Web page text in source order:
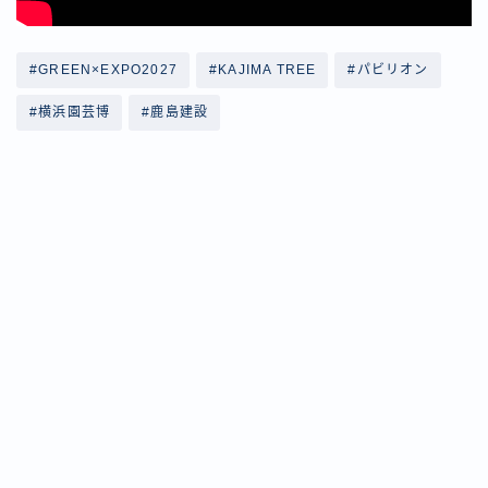
#GREEN×EXPO2027 #KAJIMA TREE #パビリオン
#横浜園芸博 #鹿島建設